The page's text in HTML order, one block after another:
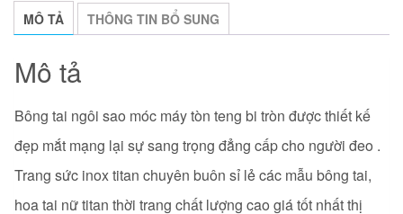
tròn
số
lượng
MÔ TẢ THÔNG TIN BỔ SUNG
Mô tả
Bông tai ngôi sao móc máy tòn teng bi tròn được thiết kế
đẹp mắt mạng lại sự sang trọng đẳng cấp cho người đeo .
Trang sức inox titan chuyên buôn sỉ lẻ các mẫu bông tai,
hoa tai nữ titan thời trang chất lượng cao giá tốt nhất thị